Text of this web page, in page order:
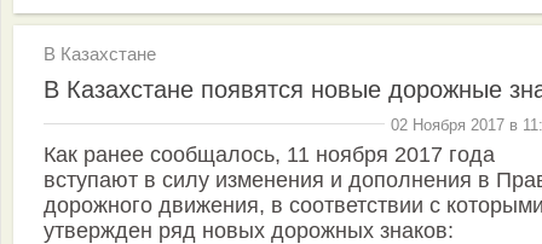
В Казахстане
В Казахстане появятся новые дорожные
02 Ноября 2017 в
Как ранее сообщалось, 11 ноября 2017 года
вступают в силу изменения и дополнения в
дорожного движения, в соответствии с
утвержден ряд новых дорожных знаков: